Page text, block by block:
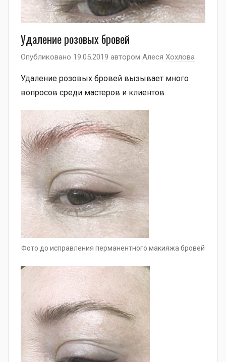
Удаление розовых бровей
Опубликовано 19.05.2019 автором Алеся Хохлова
Удаление розовых бровей вызывает много
вопросов среди мастеров и клиентов.
Фото до исправления перманентного макияжа бровей